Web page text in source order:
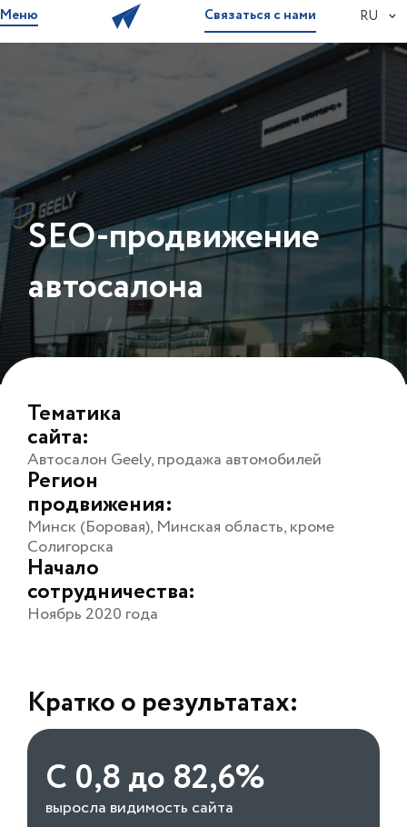
Меню Связаться с нами RU
SEO-продвижение
автосалона
Тематика
сайта:
Автосалон Geely, продажа автомобилей
Регион
продвижения:
Минск (Боровая), Минская область, кроме
Солигорска
Начало
сотрудничества:
Ноябрь 2020 года
Кратко о результатах:
С 0,8 до 82,6%
выросла видимость сайта